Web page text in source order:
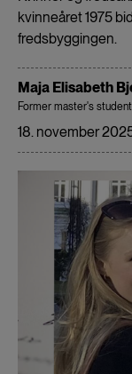
kvinneåret 1975
fredsbyggingen.
Maja Elisabeth
Former master's student
18. november